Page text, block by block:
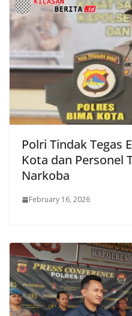
Polri Tindak Tegas
Kota dan Personel
Narkoba
February 16, 2026